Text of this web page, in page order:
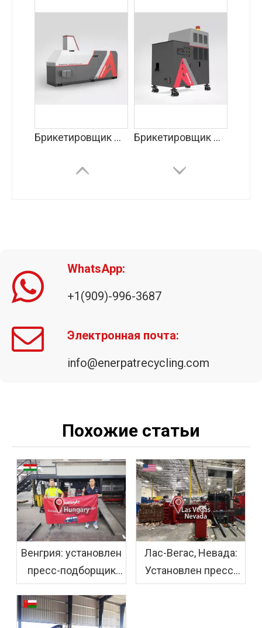
Брикетировщик металлической стружки (BM-C) Брикетировщик металлической стружки (BM-S)
WhatsApp:
+1(909)-996-3687
Электронная почта:
info@enerpatrecycling.com
Похожие статьи
Венгрия: установлен
пресс-подборщик
ENERPAT AMB-
H1510-160 UBC
Лас-Вегас, Невада:
Установлен пресс-
подборщик для